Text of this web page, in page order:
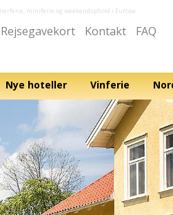
miniferie og weekendophold i Europa
Rejsegavekort Kontakt FAQ
Nye hoteller Vinferie